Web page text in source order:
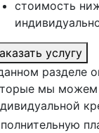
стоимость
услугу
разделе
мы можем